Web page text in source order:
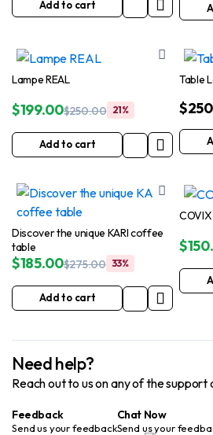
Add to cart
Lampe REAL
$250.00
Original
price
was:
$250.00.
$199.00
Current
price
$199.00.
21%
Add to cart
Table
$
Discover the unique KARI coffee
table
$275.00
Original
price
was:
$275.00.
$185.00
Current
price
$185.00.
33%
Add to cart
$
Need help?
Reach out to us on any of the support
Feedback
Send us your feedback
Chat Now
Send us your